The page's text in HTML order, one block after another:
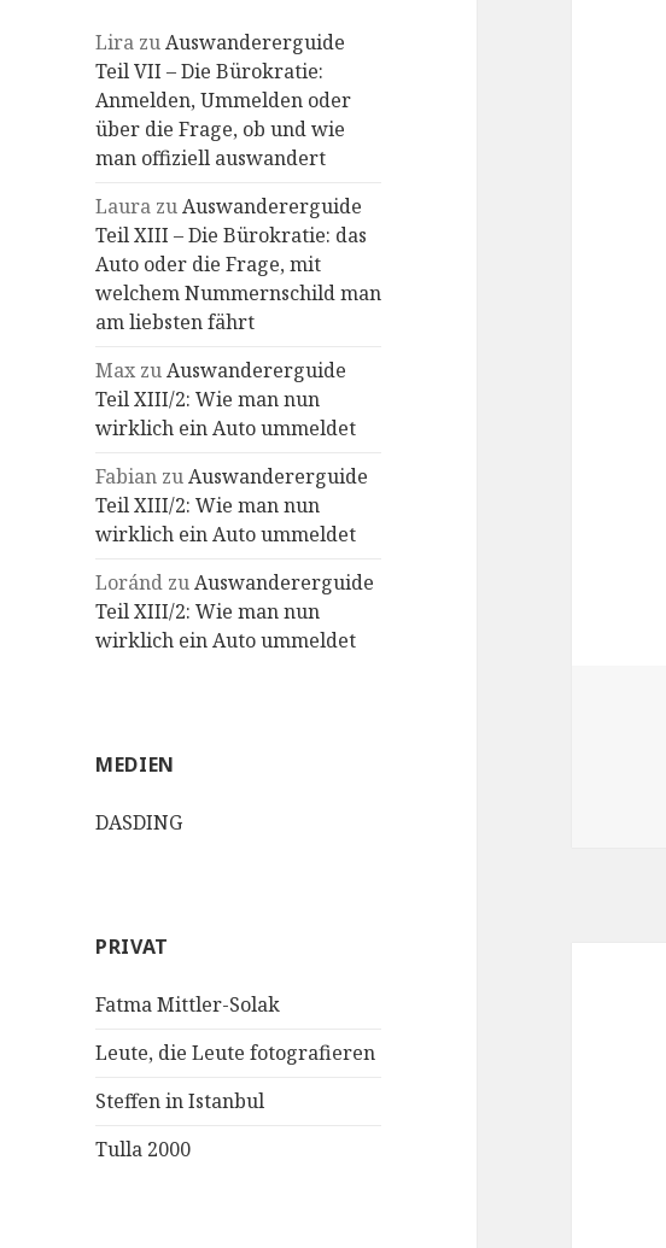
Lira zuAuswandererguide
Teil VII – Die Bürokratie:
Anmelden, Ummelden oder
über die Frage, ob und wie
man offiziell auswandert
Laura zuAuswandererguide
Teil XIII – Die Bürokratie: das
Auto oder die Frage, mit
welchem Nummernschild man
am liebsten fährt
Max zuAuswandererguide
Teil XIII/2: Wie man nun
wirklich ein Auto ummeldet
Fabian zuAuswandererguide
Teil XIII/2: Wie man nun
wirklich ein Auto ummeldet
Loránd zuAuswandererguide
Teil XIII/2: Wie man nun
wirklich ein Auto ummeldet
MEDIEN
DASDING
PRIVAT
Fatma Mittler-Solak
Leute, die Leute fotografieren
Steffen in Istanbul
Tulla 2000